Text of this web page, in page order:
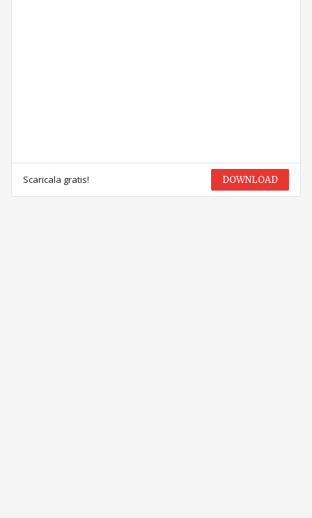
Scaricala gratis! DOWNLOAD